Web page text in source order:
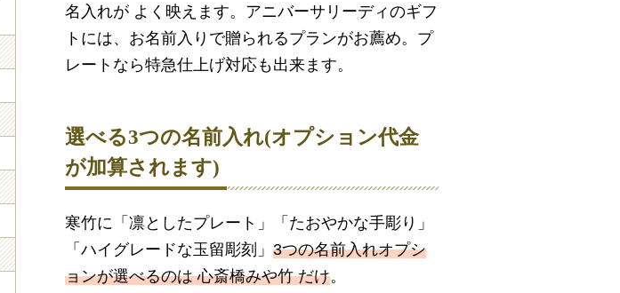
名入れが よく映えます。アニバーサリーディのギフ
トには、お名前入りで贈られるプランがお薦め。プ
レートなら特急仕上げ対応も出来ます。
選べる3つの名前入れ(オプション代金
が加算されます)
寒竹に「凛としたプレート」「たおやかな手彫り」
「ハイグレードな玉留彫刻」 3つの名前入れオプシ
ョンが選べるのは 心斎橋みや竹 だけ。